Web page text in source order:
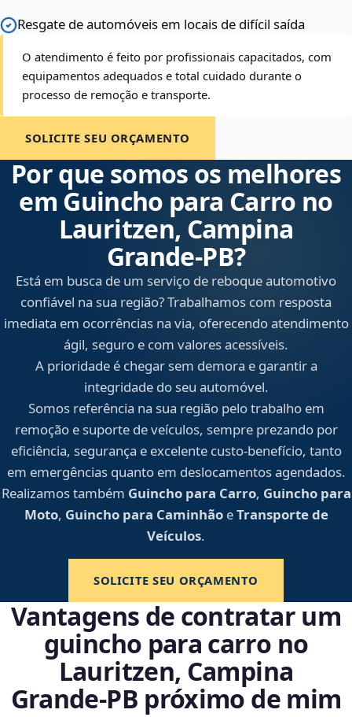
Resgate de automóveis em locais de difícil saída
O atendimento é feito por profissionais capacitados, com
equipamentos adequados e total cuidado durante o
processo de remoção e transporte.
SOLICITE SEU ORÇAMENTO
Por que somos os melhores
em Guincho para Carro no
Lauritzen, Campina
Grande‑PB?
Está em busca de um serviço de reboque automotivo
confiável na sua região? Trabalhamos com resposta
imediata em ocorrências na via, oferecendo atendimento
ágil, seguro e com valores acessíveis.
A prioridade é chegar sem demora e garantir a
integridade do seu automóvel.
Somos referência na sua região pelo trabalho em
remoção e suporte de veículos, sempre prezando por
eficiência, segurança e excelente custo-benefício, tanto
em emergências quanto em deslocamentos agendados.
Realizamos também Guincho para Carro, Guincho para
Moto, Guincho para CaminhãoeTransporte de
Veículos.
SOLICITE SEU ORÇAMENTO
Vantagens de contratar um
guincho para carro no
Lauritzen, Campina
Grande‑PB próximo de mim